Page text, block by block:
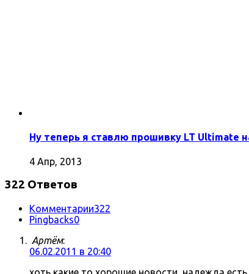
Ну теперь я ставлю прошивку LT Ultimate
4 Апр, 2013
322 Ответов
Комментарии322
Pingbacks0
Артём:
06.02.2011 в 20:40